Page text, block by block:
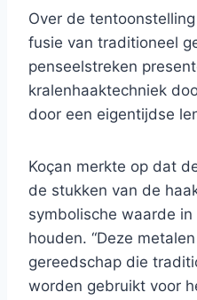
Over de
fusie van traditioneel
penseelstreken
kralenhaaktechniek
door een eigentijdse
Koçan merkte op dat
de stukken van de
symbolische waarde
houden. “Deze
gereedschap die
worden gebruikt voor